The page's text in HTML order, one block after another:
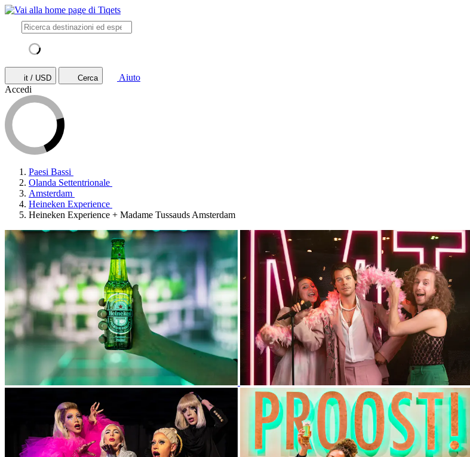
it / USD Cerca
Aiuto
Accedi
Paesi Bassi
Olanda Settentrionale
Amsterdam
Heineken Experience
Heineken Experience + Madame Tussauds Amsterdam